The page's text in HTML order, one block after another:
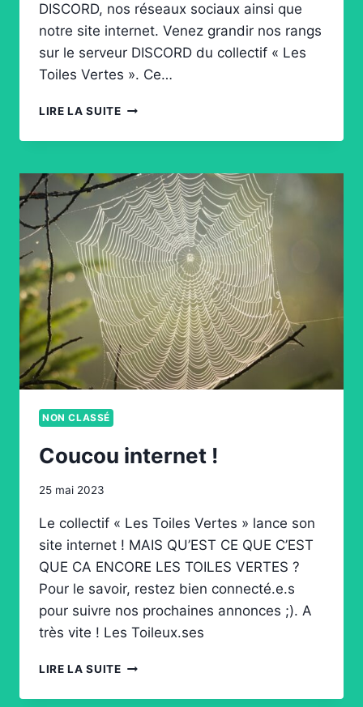
DISCORD, nos réseaux sociaux ainsi que
notre site internet. Venez grandir nos rangs
sur le serveur DISCORD du collectif « Les
Toiles Vertes ». Ce…
LIRE LA SUITE SERVEUR
RÉSEAUX
NEWSLETTER
NON CLASSÉ
Coucou internet !
25 mai 2023
Le collectif « Les Toiles Vertes » lance son
site internet ! MAIS QU’EST CE QUE C’EST
QUE CA ENCORE LES TOILES VERTES ?
Pour le savoir, restez bien connecté.e.s
pour suivre nos prochaines annonces ;). A
très vite ! Les Toileux.ses
LIRE LA SUITE COUCOU
!